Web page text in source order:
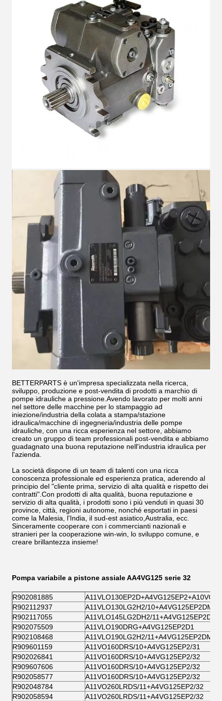
BETTERPARTS è un'impresa specializzata nella ricerca,
sviluppo, produzione e post-vendita di prodotti a marchio di
pompe idrauliche a pressione.Avendo lavorato per molti anni
nel settore delle macchine per lo stampaggio ad
iniezione/industria della colata a stampa/stazione
idraulica/macchine di ingegneria/industria delle pompe
idrauliche, con una ricca esperienza nel settore, abbiamo
creato un gruppo di team professionali post-vendita e abbiamo
guadagnato una buona reputazione nell'industria idraulica per
l'azienda.
La società dispone di un team di talenti con una ricca
conoscenza professionale ed esperienza pratica, aderendo al
principio del "cliente prima, servizio di alta qualità e rispetto dei
contratti".Con prodotti di alta qualità, buona reputazione e
servizio di alta qualità, i prodotti sono i più venduti in quasi 30
province, città, regioni autonome, nonché esportati in paesi
come la Malesia, l'India, il sud-est asiatico,Australia, ecc.
Sinceramente cooperare con i commercianti nazionali e
stranieri per la cooperazione win-win, lo sviluppo comune, e
creare brillantezza insieme!
Pompa variabile a pistone assiale AA4VG125 serie 32
R902081885
R902112937
A11VLO130LG2H2/10+A4VG125EP2DM1/
R902117055
A11VLO145LG2DH2/
R902075509
A11VLO190DRG+A4VG125EP2D1
R902108468
A11VLO190LG2H2/11+A4VG125EP2DM1/
R909601159
A11VO160DRS/10+A4VG125EP2/31
R902026841
A11VO160DRS/10+A4VG125EP2/32
R909607606
A11VO160DRS/10+A4VG125EP2/32
R902058577
A11VO160DRS/10+A4VG125EP2/32
R902048784
A11VO260LRDS/11+A4VG125EP2/32
R902058594
A11VO260LRDS/11+A4VG125EP2/32